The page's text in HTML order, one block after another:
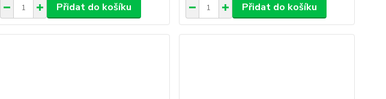
Přidat do košíku Přidat do košíku